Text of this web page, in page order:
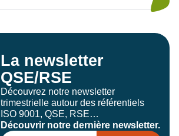
La newsletter
QSE/RSE
Découvrez notre newsletter
trimestrielle autour des référentiels
ISO 9001, QSE, RSE…
Découvrir notre dernière newsletter.